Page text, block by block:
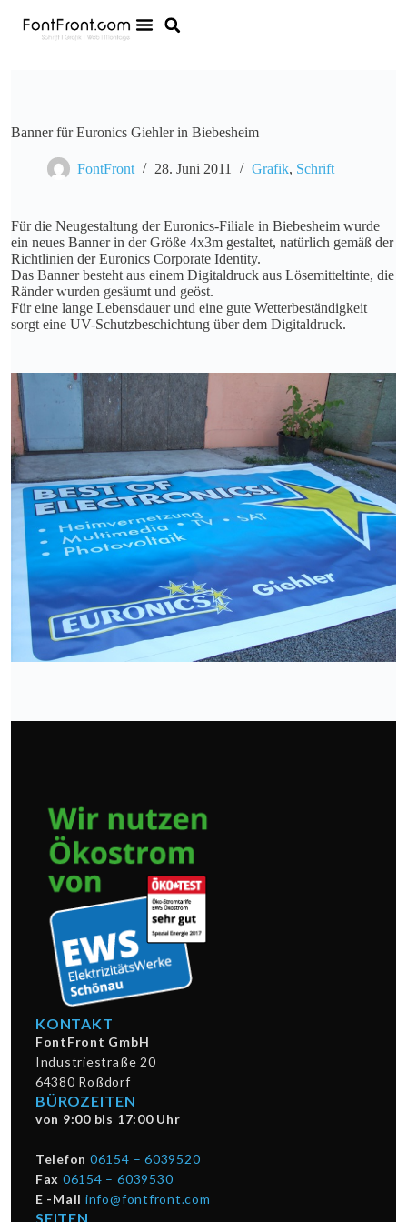
Banner für Euronics Giehler in Biebesheim
FontFront 28. Juni 2011 Grafik, Schrift
Für die Neugestaltung der Euronics-Filiale in Biebesheim wurde
ein neues Banner in der Größe 4x3m gestaltet, natürlich gemäß der
Richtlinien der Euronics Corporate Identity.
Das Banner besteht aus einem Digitaldruck aus Lösemitteltinte, die
Ränder wurden gesäumt und geöst.
Für eine lange Lebensdauer und eine gute Wetterbeständigkeit
sorgt eine UV-Schutzbeschichtung über dem Digitaldruck.
KONTAKT
FontFront GmbH
Industriestraße 20
64380 Roßdorf
BÜROZEITEN
von 9:00 bis 17:00 Uhr
Telefon 06154 – 6039520
Fax 06154 – 6039530
E -Mail info@fontfront.com
SEITEN